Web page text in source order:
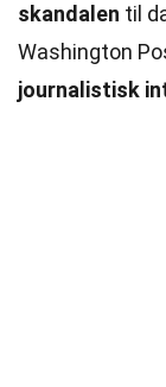
skandalen til
Washington
journalistisk